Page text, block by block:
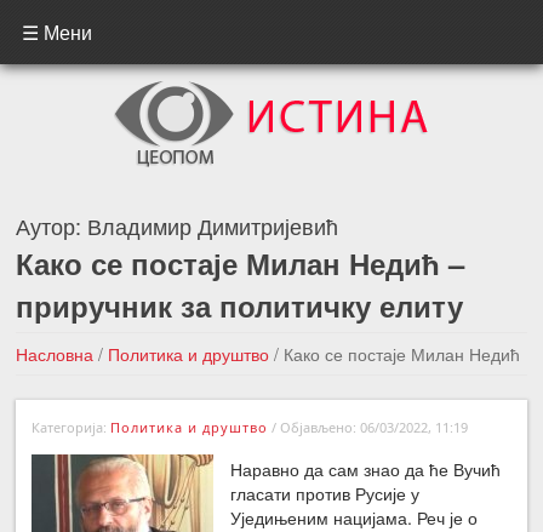
☰ Мени
Аутор: Владимир Димитријевић
Како се постаје Милан Недић –
приручник за политичку елиту
Насловна / Политика и друштво / Како се постаје Милан Недић
– приручник за политичку елиту
←Претходна вест
Следећа вест →
Категорија: Политика и друштво / Објављено: 06/03/2022, 11:19
Наравно да сам знао да ће Вучић
гласати против Русије у
Уједињеним нацијама. Реч је о